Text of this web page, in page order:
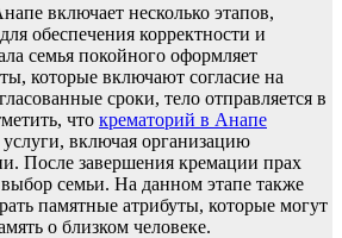
включает несколько этапов,
обеспечения корректности и
семья покойного оформляет
которые включают согласие на
сроки, тело отправляется в
что крематорий в Анапе
услуги, включая организацию
После завершения кремации прах
семьи. На данном этапе также
памятные атрибуты, которые могут
о близком человеке.